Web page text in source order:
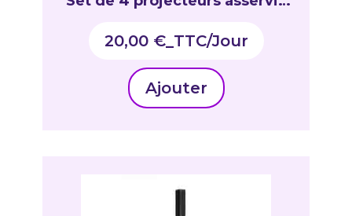
20,00 €_TTC
Ajouter